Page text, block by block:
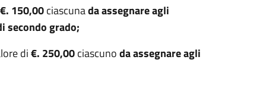
€. 150,00ciascunada assegnare agli
secondo grado;
di€. 250,00ciascunoda assegnare agli